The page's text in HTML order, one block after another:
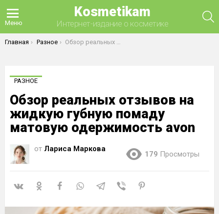
Меню
Kosmetikam
Интернет-издание о косметике
Вы здесь:
Главная Разное Обзор реальных отзывов на жидкую губную помаду матовую одержимость avon
РАЗНОЕ
Обзор реальных отзывов на
жидкую губную помаду
матовую одержимость avon
от Лариса Маркова
179 Просмотры